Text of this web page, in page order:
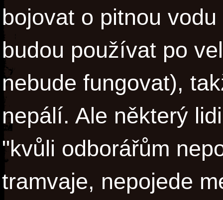
bojovat o pitnou
budou používat po
nebude fungovat),
nepálí. Ale některý
"kvůli odborářům
tramvaje, nepojede